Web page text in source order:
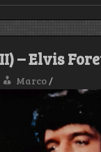
– Elvis
Marco/